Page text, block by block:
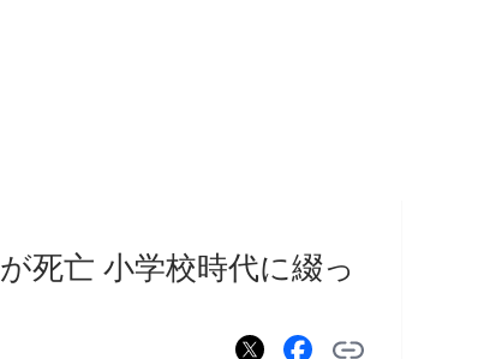
死亡 小学校時代に綴っ